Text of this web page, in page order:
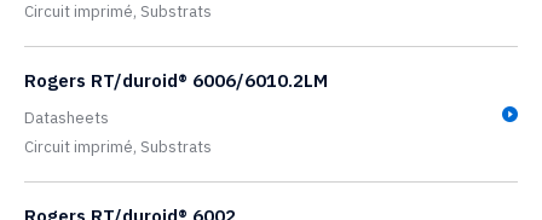
Circuit imprimé, Substrats
Rogers RT/duroid® 6006/6010.2LM
Datasheets
Circuit imprimé, Substrats